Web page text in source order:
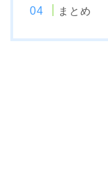
まとめ